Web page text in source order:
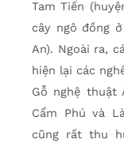
Tam Tiến
cây ngô đồng
An). Ngoài ra,
hiện lại các
Gỗ nghệ thuật
Cẩm Phú và
cũng rất thu